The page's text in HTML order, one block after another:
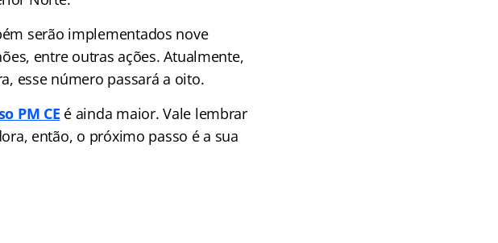
serão implementados nove
entre outras ações. Atualmente,
esse número passará a oito.
PM CE é ainda maior. Vale lembrar
então, o próximo passo é a sua